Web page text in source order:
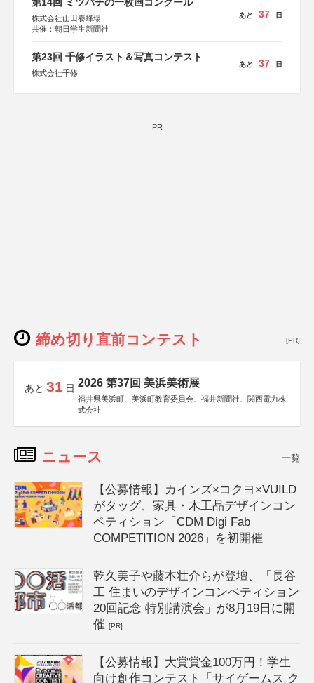
株式会社山田養蜂場
共催：朝日学生新聞社
あと 37 日
第23回 千修イラスト＆写真コンテスト
株式会社千修
あと 37 日
PR
締め切り直前コンテスト [PR]
あと 31 日 2026 第37回 美浜美術展
福井県美浜町、美浜町教育委員会、福井新聞社、関西電力株
式会社
ニュース 一覧
【公募情報】カインズ×コクヨ×VUILD
がタッグ、家具・木工品デザインコン
ペティション「CDM Digi Fab
COMPETITION 2026」を初開催
乾久美子や藤本壮介らが登壇、「長谷
工 住まいのデザインコンペティション
20回記念 特別講演会」が8月19日に開
催[PR]
【公募情報】大賞賞金100万円！学生
向け創作コンテスト「サイゲームス ク